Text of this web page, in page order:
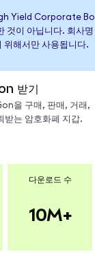
Yield Corporate
것이 아닙니다. 회사
위해서만 사용됩니다.
받기
을 구매, 판매, 거래,
받는 암호화폐 지갑.
다운로드 수
10M+